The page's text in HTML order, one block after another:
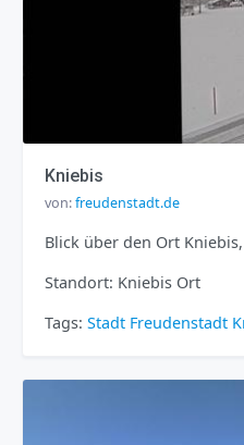
Kniebis
von:freudenstadt.de
Blick über den Ort
Standort: Kniebis Ort
Tags: Stadt Freudenstadt